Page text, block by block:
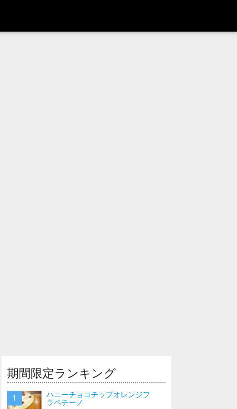
期間限定ランキング
ハニーチョコチップオレンジフ
ラペチーノ